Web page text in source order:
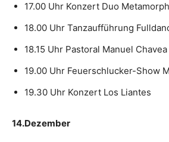
17.00 Uhr Konzert Duo
18.00 Uhr Tanzaufführung
18.15 Uhr Pastoral Manuel
19.00 Uhr Feuerschlucker-Show
19.30 Uhr Konzert Los Liantes
14.Dezember